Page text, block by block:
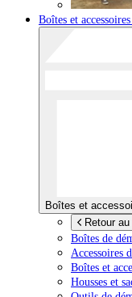
Boîtes et
Boîtes et
Retour
Boîtes de
Accessoires
Boîtes et
Housses et